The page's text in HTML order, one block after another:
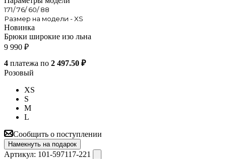
171/ 76/ 60/ 88
Размер на модели - XS
Новинка
Брюки широкие изо льна
9 990 ₽
4 платежа по 2 497.50 ₽
Розовый
XS
S
M
L
Сообщить о поступлении
Намекнуть на подарок
Артикул: 101-597117-221